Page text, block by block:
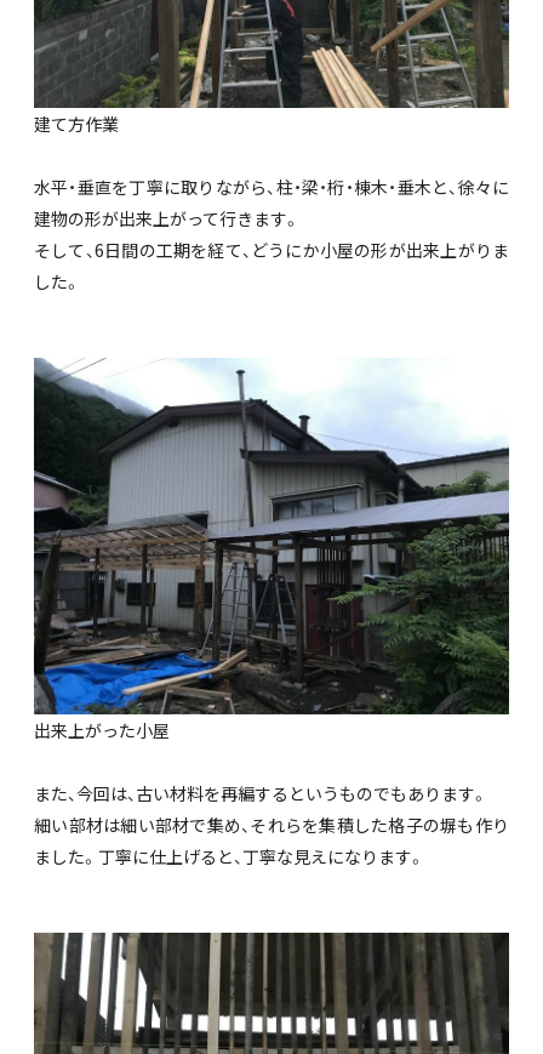
建て方作業
水平・垂直を丁寧に取りながら、柱・梁・桁・棟木・垂木と、徐々に
建物の形が出来上がって行きます。
そして、6日間の工期を経て、どうにか小屋の形が出来上がりま
した。
出来上がった小屋
また、今回は、古い材料を再編するというものでもあります。
細い部材は細い部材で集め、それらを集積した格子の塀も作り
ました。丁寧に仕上げると、丁寧な見えになります。